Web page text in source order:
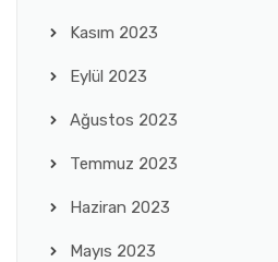
Kasım 2023
Eylül 2023
Ağustos 2023
Temmuz 2023
Haziran 2023
Mayıs 2023